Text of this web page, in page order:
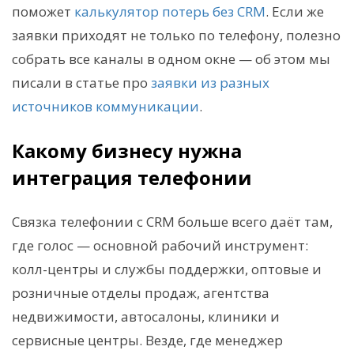
поможет калькулятор потерь без CRM. Если же
заявки приходят не только по телефону, полезно
собрать все каналы в одном окне — об этом мы
писали в статье про заявки из разных
источников коммуникации.
Какому бизнесу нужна
интеграция телефонии
Связка телефонии с CRM больше всего даёт там,
где голос — основной рабочий инструмент:
колл-центры и службы поддержки, оптовые и
розничные отделы продаж, агентства
недвижимости, автосалоны, клиники и
сервисные центры. Везде, где менеджер